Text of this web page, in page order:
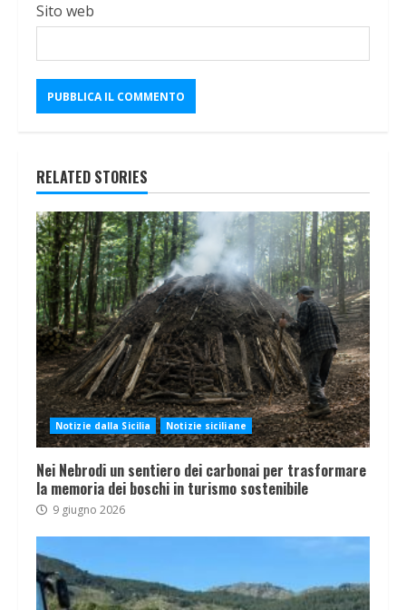
Sito web
RELATED STORIES
Notizie dalla Sicilia Notizie siciliane
Nei Nebrodi un sentiero dei carbonai per trasformare
la memoria dei boschi in turismo sostenibile
9 giugno 2026